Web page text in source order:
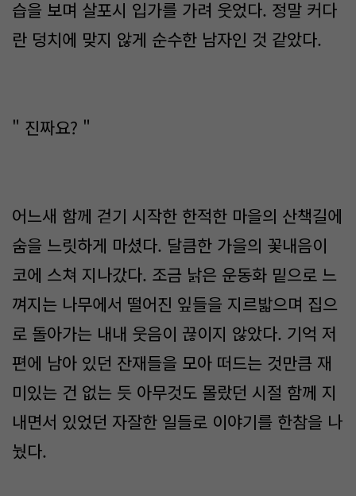
습을 보며 살포시 입가를 가려 웃었다. 정말 커다
란 덩치에 맞지 않게 순수한 남자인 것 같았다.
" 진짜요? "
어느새 함께 걷기 시작한 한적한 마을의 산책길에
숨을 느릿하게 마셨다. 달큼한 가을의 꽃내음이
코에 스쳐 지나갔다. 조금 낡은 운동화 밑으로 느
껴지는 나무에서 떨어진 잎들을 지르밟으며 집으
로 돌아가는 내내 웃음이 끊이지 않았다. 기억 저
편에 남아 있던 잔재들을 모아 떠드는 것만큼 재
미있는 건 없는 듯 아무것도 몰랐던 시절 함께 지
내면서 있었던 자잘한 일들로 이야기를 한참을 나
눴다.